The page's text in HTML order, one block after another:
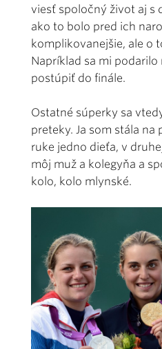
viesť spoločný život aj s
ako to bolo pred ich
komplikovanejšie, ale o
Napríklad sa mi
postúpiť do finále.
Ostatné súperky sa
preteky. Ja som stála na
ruke jedno dieťa, v
môj muž a kolegyňa a
kolo, kolo mlynské.